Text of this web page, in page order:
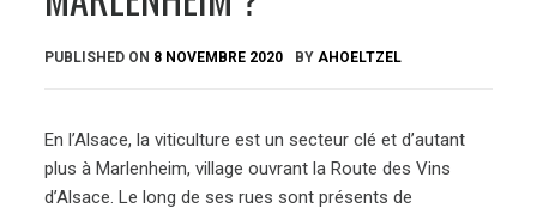
PUBLISHED ON 8 NOVEMBRE 2020 BY AHOELTZEL
En l’Alsace, la viticulture est un secteur clé et d’autant
plus à Marlenheim, village ouvrant la Route des Vins
d’Alsace. Le long de ses rues sont présents de